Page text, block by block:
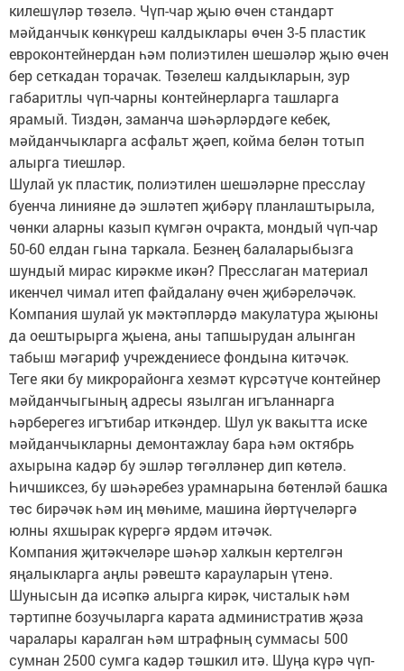
килешүләр төзелә. Чүп-чар җыю өчен стандарт
мәйданчык көнкүреш калдыклары өчен 3-5 пластик
евроконтейнердан һәм полиэтилен шешәләр җыю өчен
бер сеткадан торачак. Төзелеш калдыкларын, зур
габаритлы чүп-чарны контейнерларга ташларга
ярамый. Тиздән, заманча шәһәрләрдәге кебек,
мәйданчыкларга асфальт җәеп, койма белән тотып
алырга тиешләр.
Шулай ук пластик, полиэтилен шешәләрне пресслау
буенча линияне дә эшләтеп җибәрү планлаштырыла,
чөнки аларны казып күмгән очракта, мондый чүп-чар
50-60 елдан гына таркала. Безнең балаларыбызга
шундый мирас кирәкме икән? Пресслаган материал
икенчел чимал итеп файдалану өчен җибәреләчәк.
Компания шулай ук мәктәпләрдә макулатура җыюны
да оештырырга җыена, аны тапшырудан алынган
табыш мәгариф учреждениесе фондына китәчәк.
Теге яки бу микрорайонга хезмәт күрсәтүче контейнер
мәйданчыгының адресы язылган игъланнарга
һәрберегез игътибар иткәндер. Шул ук вакытта иске
мәйданчыкларны демонтажлау бара һәм октябрь
ахырына кадәр бу эшләр төгәлләнер дип көтелә.
Һичшиксез, бу шәһәребез урамнарына бөтенләй башка
төс бирәчәк һәм иң мөһиме, машина йөртүчеләргә
юлны яхшырак күрергә ярдәм итәчәк.
Компания җитәкчеләре шәһәр халкын кертелгән
яңалыкларга аңлы рәвештә карауларын үтенә.
Шунысын да исәпкә алырга кирәк, чисталык һәм
тәртипне бозучыларга карата административ җәза
чаралары каралган һәм штрафның суммасы 500
сумнан 2500 сумга кадәр тәшкил итә. Шуңа күрә чүп-